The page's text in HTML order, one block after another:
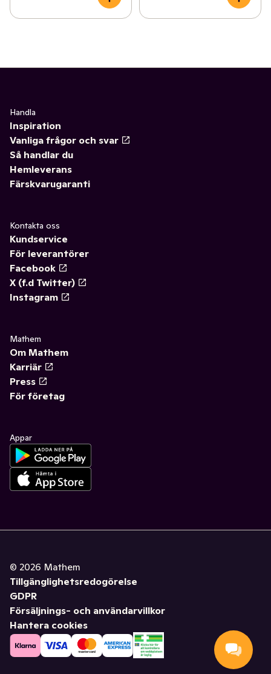
Handla
Inspiration
Vanliga frågor och svar
Så handlar du
Hemleverans
Färskvarugaranti
Kontakta oss
Kundservice
För leverantörer
Facebook
X (f.d Twitter)
Instagram
Mathem
Om Mathem
Karriär
Press
För företag
Appar
© 2026 Mathem
Tillgänglighetsredogörelse
GDPR
Försäljnings- och användarvillkor
Hantera cookies